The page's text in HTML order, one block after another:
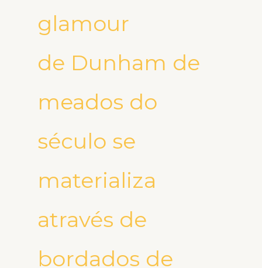
glamour
de Dunham de
meados do
século se
materializa
através de
bordados de